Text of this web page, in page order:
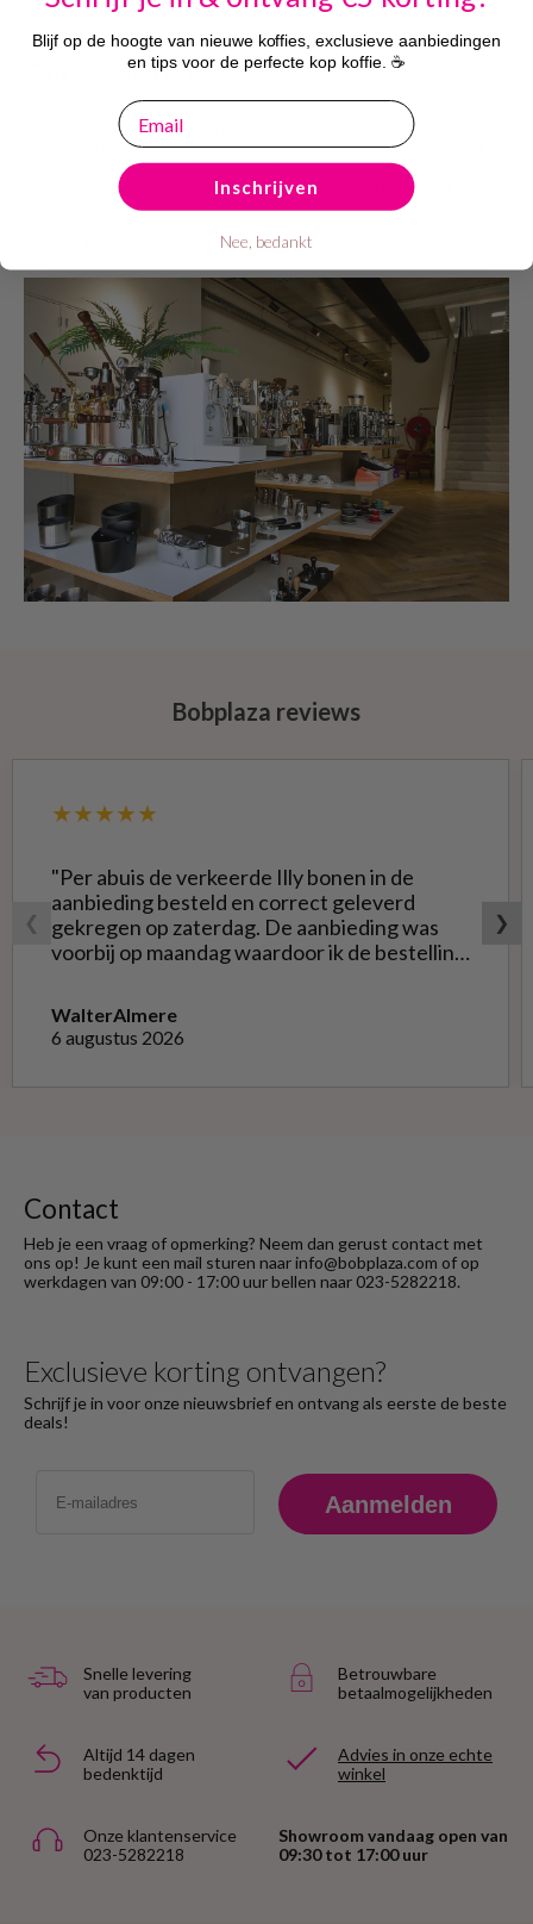
Onze showroom
Bezoek de Bobplaza showroom in Haarlem en probeer jouw
nieuwe koffie- of espressomachine voordat je koopt. Ontvang
persoonlijk advies, profiteer van showroomkorting en neem je
aankoop direct mee. Gratis parkeren, geen afspraak nodig. De
koffie staat klaar!
Bobplaza reviews
❮
★★★★★
"Per abuis de verkeerde Illy bonen in de
aanbieding besteld en correct geleverd
gekregen op zaterdag. De aanbieding was
voorbij op maandag waardoor ik de bestelling
worden voor de goede; dat kon misschien in
Haarlem bij de winkel. Op meerdere mails
WalterAlmere
6 augustus 2026
❯
Contact
Heb je een vraag of opmerking? Neem dan gerust contact met
ons op! Je kunt een mail sturen naar info@bobplaza.com of op
werkdagen van 09:00 - 17:00 uur bellen naar 023-5282218.
Exclusieve korting ontvangen?
Schrijf je in voor onze nieuwsbrief en ontvang als eerste de beste
deals!
Aanmelden
Snelle levering
van producten
Betrouwbare
betaalmogelijkheden
Altijd 14 dagen
bedenktijd
Advies in onze echte
winkel
Onze klantenservice
023-5282218
Showroom vandaag open van
09:30 tot 17:00 uur
Blijf op de hoogte van nieuwe koffies, exclusieve aanbiedingen
en tips voor de perfecte kop koffie. ☕
email
Inschrijven
Nee, bedankt